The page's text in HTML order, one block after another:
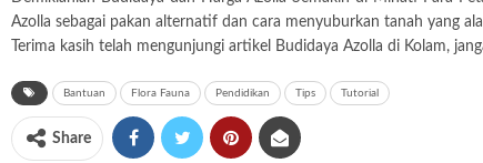
Azolla sebagai pakan alternatif dan cara menyuburkan tanah yang
Terima kasih telah mengunjungi artikel Budidaya Azolla di Kolam,
Bantuan Flora Fauna Pendidikan Tips Tutorial
Share